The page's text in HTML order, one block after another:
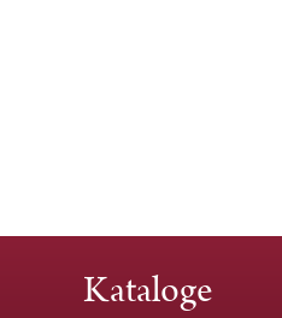
Kataloge